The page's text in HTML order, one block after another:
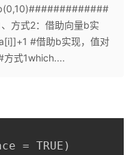
方式2：借助向量b实
#借助b实现，值对
式1which....
= TRUE)